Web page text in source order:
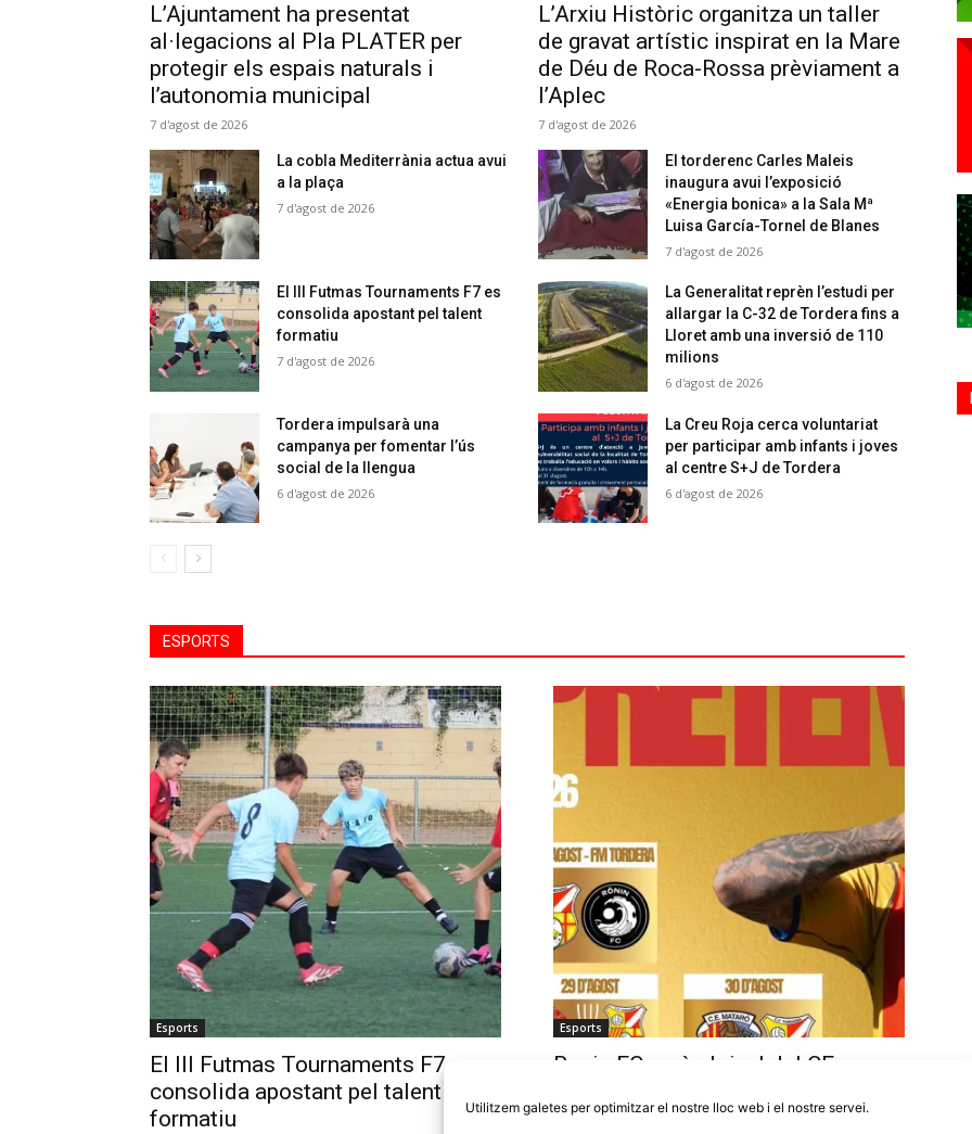
Utilitzem galetes per optimitzar el nostre lloc web i el nostre servei.
L’Ajuntament ha presentat
al·legacions al Pla PLATER per
protegir els espais naturals i
l’autonomia municipal
7 d'agost de 2026
L’Arxiu Històric organitza un taller
de gravat artístic inspirat en la Mare
de Déu de Roca-Rossa prèviament a
l’Aplec
7 d'agost de 2026
La cobla Mediterrània actua avui
a la plaça
7 d'agost de 2026
El torderenc Carles Maleis
inaugura avui l’exposició
«Energia bonica» a la Sala Mª
Luisa García-Tornel de Blanes
7 d'agost de 2026
El III Futmas Tournaments F7 es
consolida apostant pel talent
formatiu
7 d'agost de 2026
La Generalitat reprèn l’estudi per
allargar la C-32 de Tordera fins a
Lloret amb una inversió de 110
milions
6 d'agost de 2026
Tordera impulsarà una
campanya per fomentar l’ús
social de la llengua
6 d'agost de 2026
La Creu Roja cerca voluntariat
per participar amb infants i joves
al centre S+J de Tordera
6 d'agost de 2026
ESPORTS
Esports
El III Futmas Tournaments F7 es
consolida apostant pel talent
formatiu
Esports
Ronin FC serà el rival del CF
6 d'agost de 2026